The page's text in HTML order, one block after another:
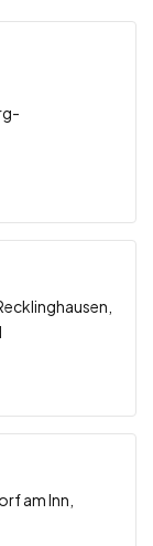
am Inn,